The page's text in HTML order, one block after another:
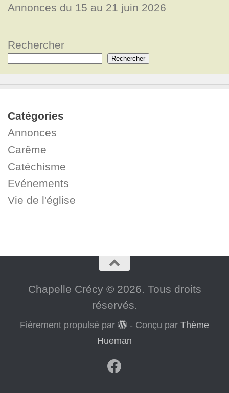
Annonces du 15 au 21 juin 2026
Rechercher
Rechercher
Catégories
Annonces
Carême
Catéchisme
Evénements
Vie de l'église
Chapelle Crécy © 2026. Tous droits
réservés.
Fièrement propulsé par - Conçu par Thème
Hueman